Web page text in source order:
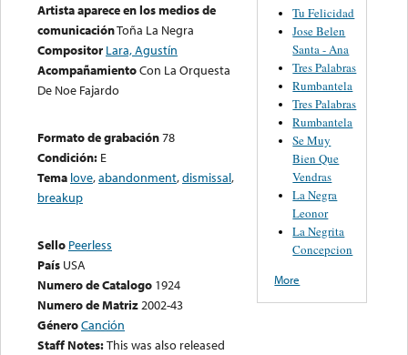
Artista aparece en los medios de
comunicaciónToña La Negra
Compositor Lara, Agustín
AcompañamientoCon La Orquesta
De Noe Fajardo
Formato de grabación78
Condición: E
Tema love,abandonment,dismissal,
breakup
Sello Peerless
País USA
Numero de Catalogo 1924
Numero de Matriz2002-43
GéneroCanción
Staff Notes:This was also released
Tu Felicidad
Jose Belen
Santa - Ana
Tres Palabras
Rumbantela
Tres Palabras
Rumbantela
Se Muy
Bien Que
Vendras
La Negra
Leonor
La Negrita
Concepcion
More